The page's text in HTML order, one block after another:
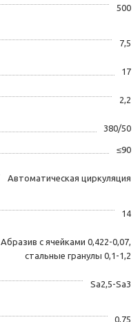
500
7,5
17
2,2
380/50
≤90
Автоматическая циркуляция
14
Абразив с ячейками 0,422-0,07,
стальные гранулы 0,1-1,2
Sa2,5-Sa3
0,75